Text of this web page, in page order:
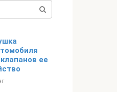
ее